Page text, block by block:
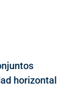
horizontal